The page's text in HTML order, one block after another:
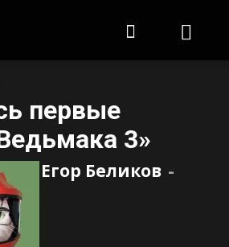
первые
3»
Егор Беликов -